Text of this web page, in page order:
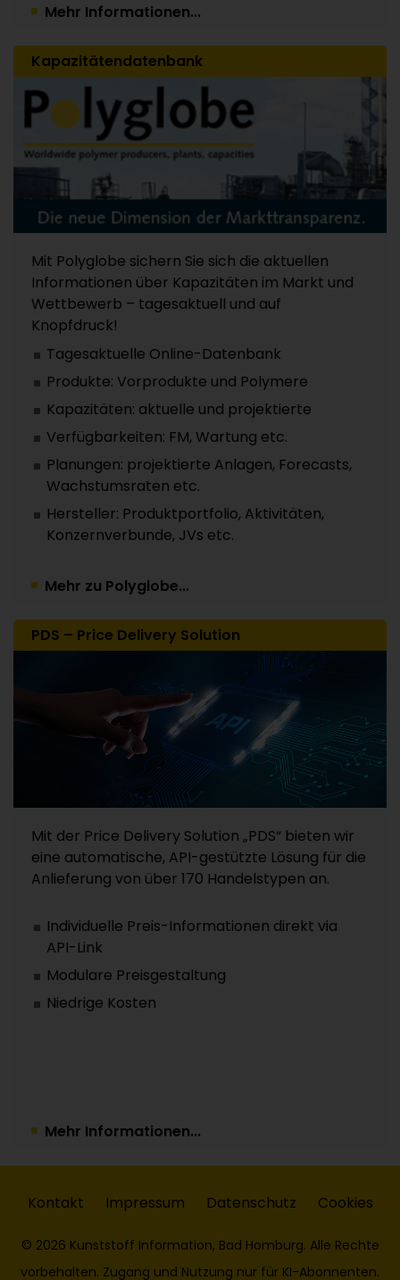
Mehr Informationen...
Kapazitätendatenbank
Mit Polyglobe sichern Sie sich die aktuellen
Informationen über Kapazitäten im Markt und
Wettbewerb – tagesaktuell und auf
Knopfdruck!
Tagesaktuelle Online-Datenbank
Produkte: Vorprodukte und Polymere
Kapazitäten: aktuelle und projektierte
Verfügbarkeiten: FM, Wartung etc.
Planungen: projektierte Anlagen, Forecasts,
Wachstumsraten etc.
Hersteller: Produktportfolio, Aktivitäten,
Konzernverbunde, JVs etc.
Mehr zu Polyglobe...
PDS – Price Delivery Solution
Mit der Price Delivery Solution „PDS“ bieten wir
eine automatische, API-gestützte Lösung für die
Anlieferung von über 170 Handelstypen an.
Individuelle Preis-Informationen direkt via
API-Link
Modulare Preisgestaltung
Niedrige Kosten
Mehr Informationen...
Kontakt Impressum Datenschutz Cookies
© 2026 Kunststoff Information, Bad Homburg. Alle Rechte
vorbehalten. Zugang und Nutzung nur für KI-Abonnenten.